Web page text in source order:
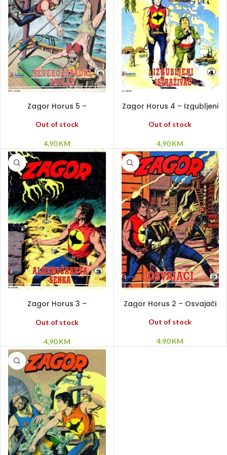
Zagor Horus 5 –
Out of stock
4,90KM
Zagor Horus 4 – Izgubljeni
Out of stock
4,90KM
Zagor Horus 3 –
Out of stock
4,90KM
Zagor Horus 2 – Osvajači
Out of stock
4,90KM